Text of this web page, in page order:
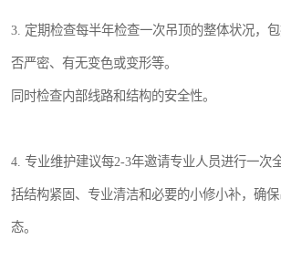
3. 定期检查每半年检查一次吊顶的整体状况，
否严密、有无变色或变形等。
同时检查内部线路和结构的安全性。
4. 专业维护建议每2-3年邀请专业人员进行一次
括结构紧固、专业清洁和必要的小修小补，确
态。